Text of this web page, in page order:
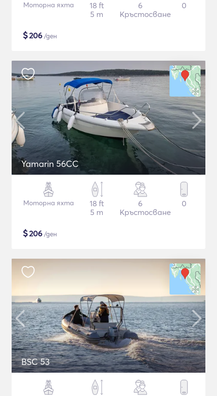
Моторна яхта
18 ft
5 m
6
Кръстосване
0
$206 /ден
Yamarin 56CC
Моторна яхта
18 ft
5 m
6
Кръстосване
0
$206 /ден
BSC 53